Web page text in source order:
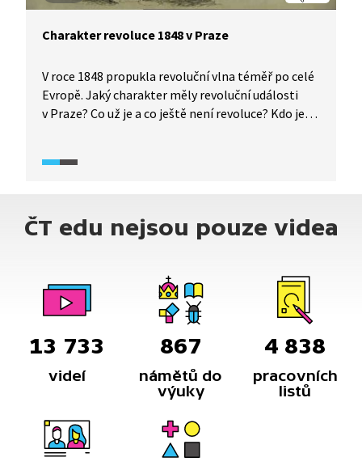
Charakter revoluce 1848 v Praze
V roce 1848 propukla revoluční vlna téměř po celé
Evropě. Jaký charakter měly revoluční události
v Praze? Co už je a co ještě není revoluce? Kdo je
a význam tzv. svatodušních bouří v červnu 1848
ČT edu nejsou pouze videa
13 733
videí
867
námětů do
výuky
4 838
pracovních
listů